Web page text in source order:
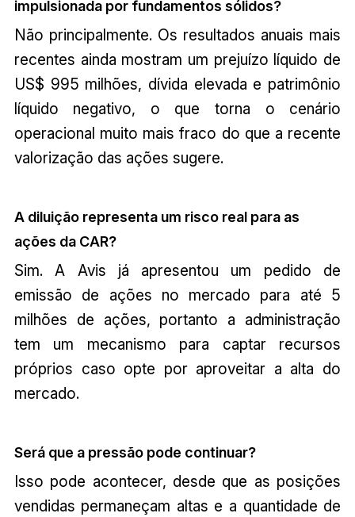
impulsionada por fundamentos sólidos?
Não principalmente. Os resultados anuais mais
recentes ainda mostram um prejuízo líquido de
US$ 995 milhões, dívida elevada e patrimônio
líquido negativo, o que torna o cenário
operacional muito mais fraco do que a recente
valorização das ações sugere.
A diluição representa um risco real para as
ações da CAR?
Sim. A Avis já apresentou um pedido de
emissão de ações no mercado para até 5
milhões de ações, portanto a administração
tem um mecanismo para captar recursos
próprios caso opte por aproveitar a alta do
mercado.
Será que a pressão pode continuar?
Isso pode acontecer, desde que as posições
vendidas permaneçam altas e a quantidade de